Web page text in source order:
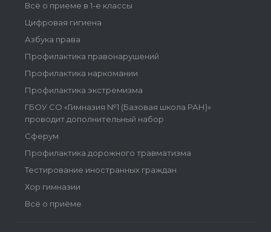
Всё о приеме в 1-е классы
Цифровая гигиена
Азбука права
Профилактика правонарушений
Профилактика наркомании
Профилактика экстремизма
ГБОУ СО «Гимназия №1 (Базовая школа РАН)»
проводит дополнительный набор
Сферум
Профилактика дорожного травматизма
Тестирование иностранных граждан
Хор гимназии
Всё о приёме